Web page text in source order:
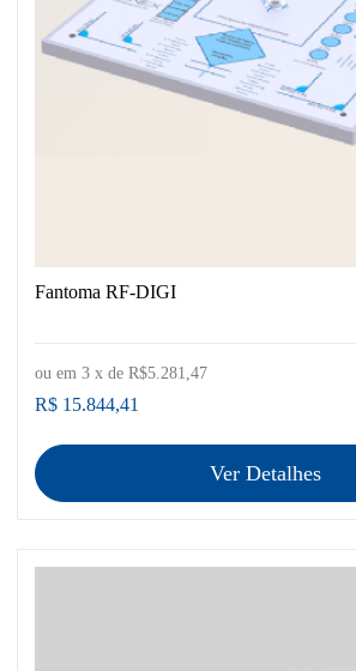
Fantoma RF-DIGI
R$ 15.844,41
ou em 3 x de R$5.281,47
Ver Detalhes